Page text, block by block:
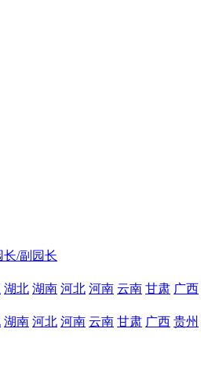
长/副园长
湖北 湖南 河北 河南 云南 甘肃 广西
湖南 河北 河南 云南 甘肃 广西 贵州